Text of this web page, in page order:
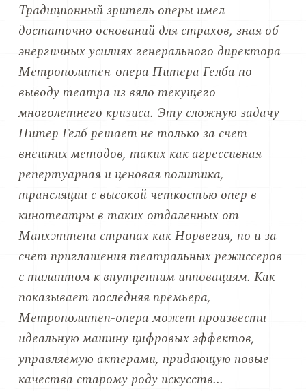
Традиционный зритель оперы имел
достаточно оснований для страхов, зная об
энергичных усилиях генерального директора
Метрополитен-опера Питера Гелба по
выводу театра из вяло текущего
многолетнего кризиса. Эту сложную задачу
Питер Гелб решает не только за счет
внешних методов, таких как агрессивная
репертуарная и ценовая политика,
трансляции с высокой четкостью опер в
кинотеатры в таких отдаленных от
Манхэттена странах как Норвегия, но и за
счет приглашения театральных режиссеров
с талантом к внутренним инновациям. Как
показывает последняя премьера,
Метрополитен-опера может произвести
идеальную машину цифровых эффектов,
управляемую актерами, придающую новые
качества старому роду искусств...